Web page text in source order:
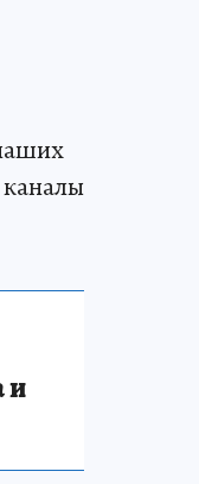
и